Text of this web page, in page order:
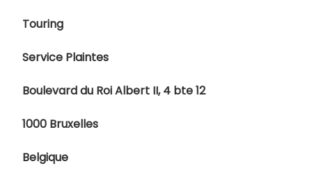
Touring
Service Plaintes
Boulevard du Roi Albert II, 4 bte 12
1000 Bruxelles
Belgique